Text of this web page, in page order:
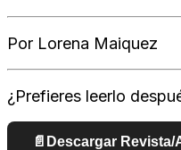
Por Lorena Maiquez
¿Prefieres leerlo
📄 Descargar